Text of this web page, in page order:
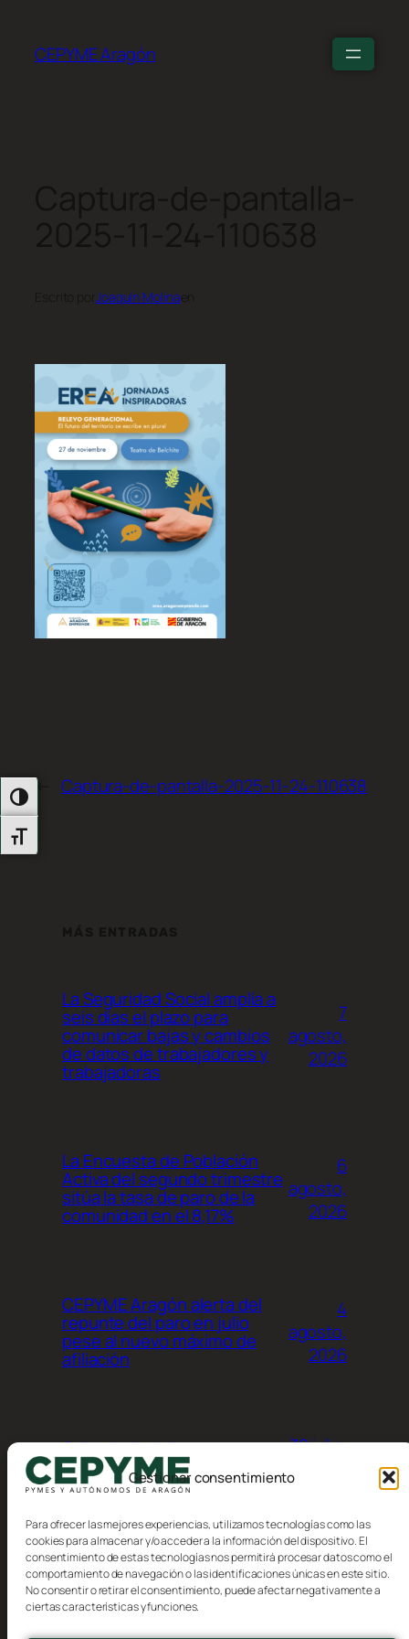
Gestionar consentimiento
Para ofrecer las mejores experiencias, utilizamos tecnologías como las
cookies para almacenar y/o acceder a la información del dispositivo. El
consentimiento de estas tecnologías nos permitirá procesar datos como el
comportamiento de navegación o las identificaciones únicas en este sitio.
No consentir o retirar el consentimiento, puede afectar negativamente a
ciertas características y funciones.
Alternar Alto Contraste
Alternar Tamaño De Letra
CEPYME Aragón
Joaquín Molina
← Captura-de-pantalla-2025-11-24-110638
La Seguridad Social amplía a
seis días el plazo para
comunicar bajas y cambios
de datos de trabajadores y
trabajadoras
7
agosto,
2026
La Encuesta de Población
Activa del segundo trimestre
sitúa la tasa de paro de la
comunidad en el 8,17%
6
agosto,
2026
CEPYME Aragón alerta del
repunte del paro en julio
pese al nuevo máximo de
afiliación
4
agosto,
2026
Calendario del
contribuyente, Agosto 2026
30 julio,
Eventos